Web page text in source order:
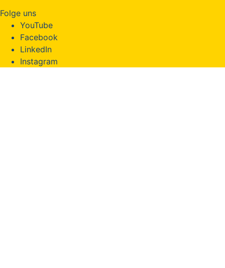
Folge uns
YouTube
Facebook
LinkedIn
Instagram